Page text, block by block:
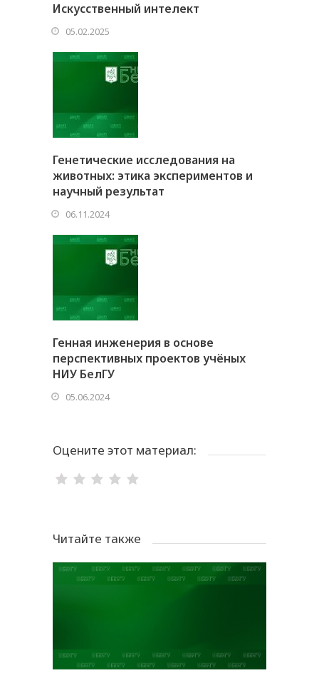
Искусственный интелект
05.02.2025
Генетические исследования на
животных: этика экспериментов и
научный результат
06.11.2024
Генная инженерия в основе
перспективных проектов учёных
НИУ БелГУ
05.06.2024
Оцените этот материал:
Читайте также